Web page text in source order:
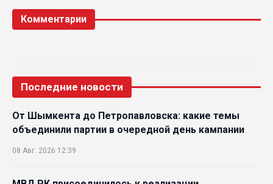
Комментарии
Последние новости
От Шымкента до Петропавловска: какие темы
объединили партии в очередной день кампании
08 Авг. 2026 12:39